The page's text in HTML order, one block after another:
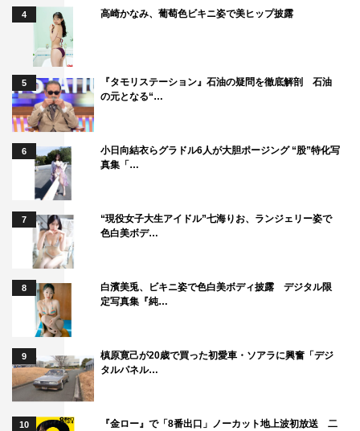
4 高崎かなみ、葡萄色ビキニ姿で美ヒップ披露
5
『タモリステーション』石油の疑問を徹底解剖 石油
の元となる“…
6
小日向結衣らグラドル6人が大胆ポージング “股”特化写
真集「…
7
“現役女子大生アイドル”七海りお、ランジェリー姿で
色白美ボデ…
8
白濱美兎、ビキニ姿で色白美ボディ披露 デジタル限
定写真集『純…
9
槙原寛己が20歳で買った初愛車・ソアラに興奮「デジ
タルパネル…
10
『金ロー』で「8番出口」ノーカット地上波初放送 二